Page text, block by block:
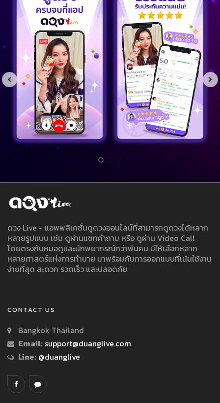
ดวง Live - แอพพลิเคชั่นดูดวงออนไลน์ที่สามารถดูดวงได้หลาก
หลายรูปแบบ เช่น ดูผ่านแชทคำถาม หรือ ดูผ่าน Video Call
โดยตรงกับหมอดูและนักพยากรณ์กว่าพันคน มีให้เลือกหลาก
หลายศาสตร์แห่งการทำนาย มาพร้อมกับการออกแบบที่เน้นใช้งาน
ง่ายที่สุด สะดวก รวดเร็ว และปลอดภัย
CONTACT US
Bangkok Thailand
Email: support@duanglive.com
Line: @duanglive